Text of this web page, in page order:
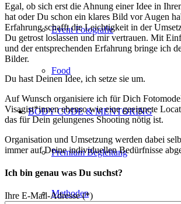
Event Fotografie
Food
BODY CODE & MENTORING
Premium Begleitung
Methoden
Egal, ob sich erst die Ahnung einer Idee in
hat oder Du schon ein klares Bild vor Augen
Erfahrung schafft die Leichtigkeit in der
Du getrost loslassen und mir vertrauen. Mit
und der entsprechenden Erfahrung bringe ich
Bilder.
Du hast Deinen Idee, ich setze sie um.
Auf Wunsch organisiere ich für Dich
Visagist*innen ebenso wie eine geeignete
das für Dein gelungenes Shooting nötig ist.
Organisation und Umsetzung werden dabei
immer auf Deine individuellen Bedürfnisse
Ich bin genau was Du suchst?
Ihre E-Mail-Adresse (*)